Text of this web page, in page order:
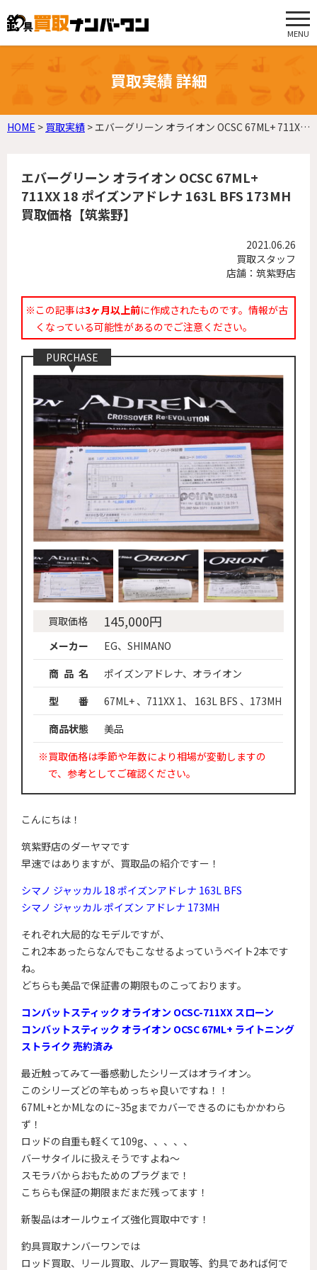
MENU
買取実績 詳細
HOME > 買取実績 >エバーグリーン オライオン OCSC 67ML+ 711XX 18 ポイズンアドレナ 163L BFS 173MH 買取価格【筑紫野】
エバーグリーン オライオン OCSC 67ML+
711XX 18 ポイズンアドレナ 163L BFS 173MH
買取価格【筑紫野】
2021.06.26
買取スタッフ
店舗：筑紫野店
※この記事は3ヶ月以上前に作成されたものです。情報が古
くなっている可能性があるのでご注意ください。
PURCHASE
買取価格 145,000円
メーカー
EG、SHIMANO
商 品 名
ポイズンアドレナ、オライオン
型 番
67ML+ 、711XX 1、 163L BFS 、173MH
商品状態
美品
※買取価格は季節や年数により相場が変動しますの
で、参考としてご確認ください。
こんにちは！
筑紫野店のダーヤマです
早速ではありますが、買取品の紹介ですー！
シマノ ジャッカル 18 ポイズンアドレナ 163L BFS
シマノ ジャッカル ポイズン アドレナ 173MH
それぞれ大局的なモデルですが、
これ2本あったらなんでもこなせるよっていうベイト2本です
ね。
どちらも美品で保証書の期限ものこっております。
コンバットスティック オライオン OCSC-711XX スローン
コンバットスティック オライオン OCSC 67ML+ ライトニング
ストライク 売約済み
最近触ってみて一番感動したシリーズはオライオン。
このシリーズどの竿もめっちゃ良いですね！！
67ML+とかMLなのに~35gまでカバーできるのにもかかわら
ず！
ロッドの自重も軽くて109g、、、、、
バーサタイルに扱えそうですよね～
スモラバからおもためのプラグまで！
こちらも保証の期限まだまだ残ってます！
新製品はオールウェイズ強化買取中です！
釣具買取ナンバーワンでは
ロッド買取、リール買取、ルアー買取等、釣具であれば何で